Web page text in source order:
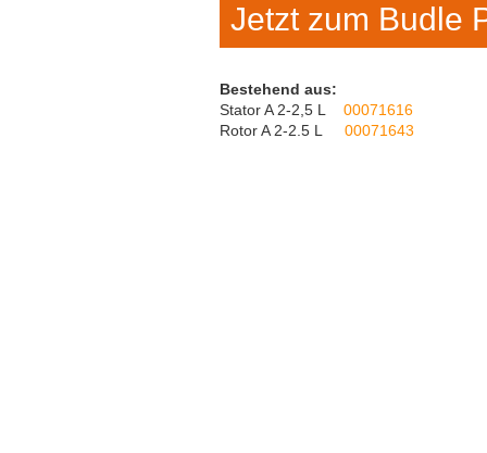
Jetzt zum Budle
Bestehend aus:
Stator A 2-2,5 L 00071616
Rotor A 2-2.5 L 00071643